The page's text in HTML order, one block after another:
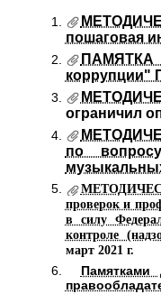
пошаговая
ПАМЯТКА
коррупции"
ограничил
по
проверок и
в силу
контроле
март 2021 г.
Памятками